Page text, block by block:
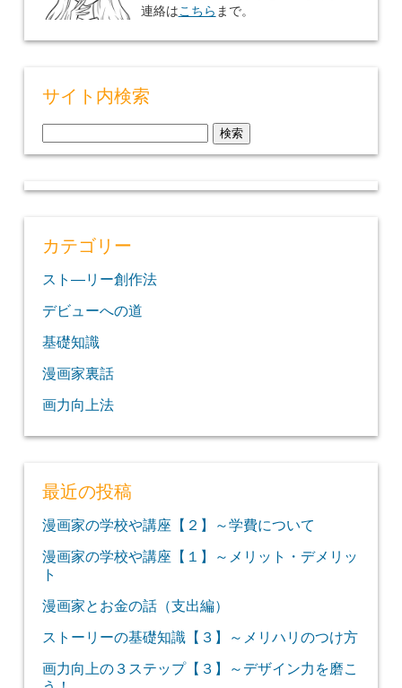
連絡はこちら まで。
サイト内検索
索:
カテゴリー
スト―リー創作法
デビューへの道
基礎知識
漫画家裏話
画力向上法
最近の投稿
漫画家の学校や講座【２】～学費について
漫画家の学校や講座【１】～メリット・デメリッ
ト
漫画家とお金の話（支出編）
ストーリーの基礎知識【３】～メリハリのつけ方
画力向上の３ステップ【３】～デザイン力を磨こ